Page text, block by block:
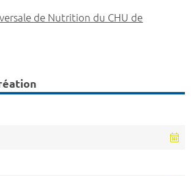
de Nutrition du CHU de